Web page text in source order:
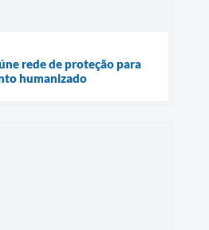
rede de proteção para
humanizado